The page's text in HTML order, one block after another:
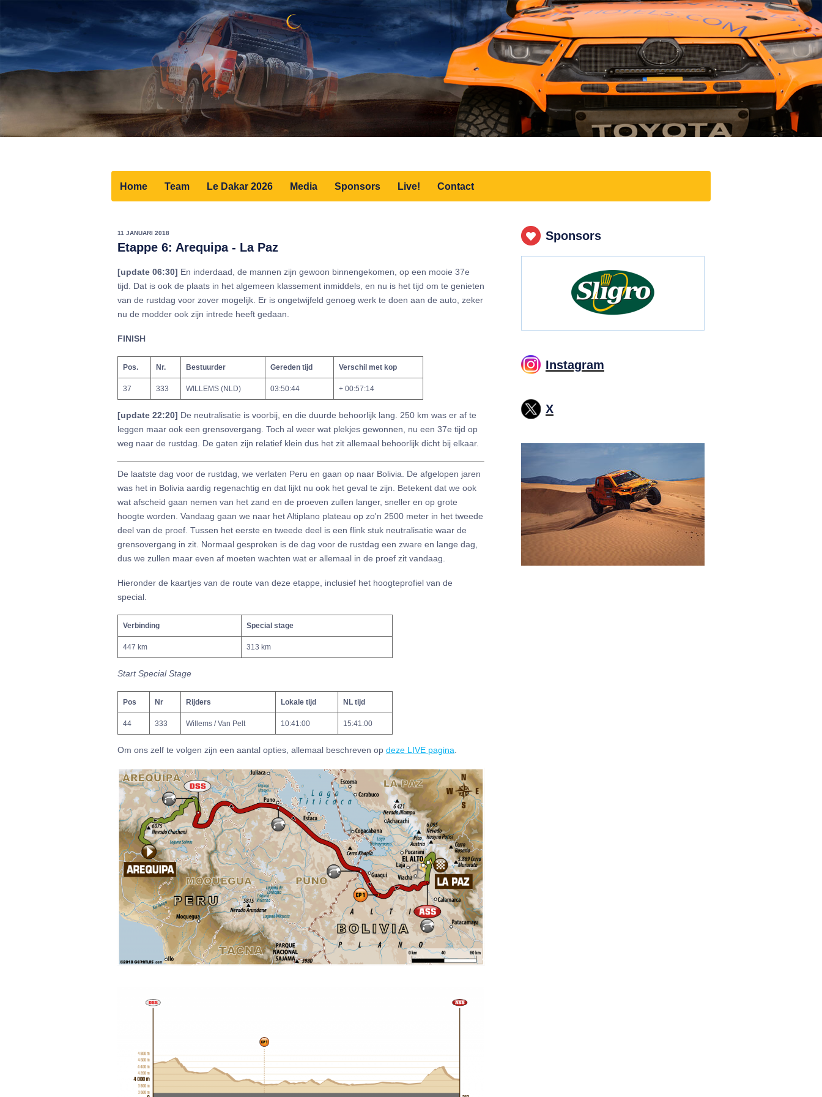
Home Team Le Dakar 2026 Media Sponsors Live! Contact
11 JANUARI 2018
Etappe 6: Arequipa - La Paz
[update 06:30] En inderdaad, de mannen zijn gewoon binnengekomen, op een mooie 37e
tijd. Dat is ook de plaats in het algemeen klassement inmiddels, en nu is het tijd om te genieten
van de rustdag voor zover mogelijk. Er is ongetwijfeld genoeg werk te doen aan de auto, zeker
nu de modder ook zijn intrede heeft gedaan.
FINISH
Pos. Nr. Bestuurder Gereden tijd Verschil met kop
37 333 WILLEMS (NLD) 03:50:44 + 00:57:14
[update 22:20] De neutralisatie is voorbij, en die duurde behoorlijk lang. 250 km was er af te
leggen maar ook een grensovergang. Toch al weer wat plekjes gewonnen, nu een 37e tijd op
weg naar de rustdag. De gaten zijn relatief klein dus het zit allemaal behoorlijk dicht bij elkaar.
De laatste dag voor de rustdag, we verlaten Peru en gaan op naar Bolivia. De afgelopen jaren
was het in Bolivia aardig regenachtig en dat lijkt nu ook het geval te zijn. Betekent dat we ook
wat afscheid gaan nemen van het zand en de proeven zullen langer, sneller en op grote
hoogte worden. Vandaag gaan we naar het Altiplano plateau op zo'n 2500 meter in het tweede
deel van de proef. Tussen het eerste en tweede deel is een flink stuk neutralisatie waar de
grensovergang in zit. Normaal gesproken is de dag voor de rustdag een zware en lange dag,
dus we zullen maar even af moeten wachten wat er allemaal in de proef zit vandaag.
Hieronder de kaartjes van de route van deze etappe, inclusief het hoogteprofiel van de
special.
Verbinding Special stage
447 km 313 km
Start Special Stage
Pos Nr Rijders Lokale tijd NL tijd
44 333 Willems / Van Pelt 10:41:00 15:41:00
Om ons zelf te volgen zijn een aantal opties, allemaal beschreven op deze LIVE pagina
Sponsors
Instagram
X